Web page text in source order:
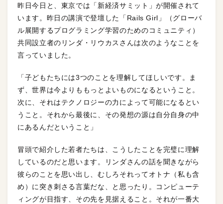
昨日今日と、東京では「新経済サミット」が開催されて
います。昨日の講演で登壇した「Rails Girl」（グローバ
ル展開するプログラミング学習のためのコミュニティ）
共同設立者のリンダ・リウカスさんは次のようなことを
言っていました。
「子どもたちには3つのことを理解してほしいです。ま
ず、世界は今よりももっとよいものになるということ。
次に、それはテクノロジーの力によって可能になるとい
うこと。それから最後に、その発想の源は自分自身の中
にあるんだということ」
冒頭で紹介した若者たちは、こうしたことを完璧に理解
しているのだと思います。リンダさんの話を聞きながら
彼らのことを思い出し、むしろそれってオトナ（私も含
め）に突き刺さる言葉だな、と思ったり。コンピューテ
ィングが目指す、その先を見据えること。それが一番大